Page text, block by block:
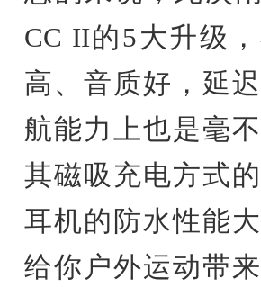
CC II的5大升级
高、音质好，延
航能力上也是毫
其磁吸充电方式
耳机的防水性能
给你户外运动带